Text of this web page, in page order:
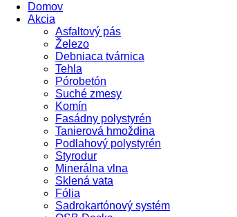
Domov
Akcia
Asfaltový pás
Železo
Debniaca tvárnica
Tehla
Pórobetón
Suché zmesy
Komín
Fasádny polystyrén
Tanierová hmoždina
Podlahový polystyrén
Styrodur
Minerálna vlna
Sklená vata
Fólia
Sadrokartónový systém